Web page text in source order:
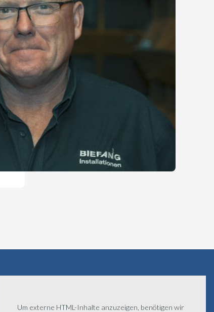
Um externe HTML-Inhalte anzuzeigen, benötigen wir